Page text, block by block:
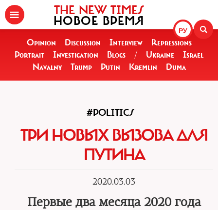
РУ
THE NEW TIMES
НОВОЕ ВРЕМЯ
Opinion Discussion Interview
Repressions
Portrait
Investigation Blogs / Ukraine
Israel
Navalny
Trump Putin Kremlin Duma
#POLITICS
ТРИ НОВЫХ ВЫЗОВА ДЛЯ
ПУТИНА
2020.03.03
Первые два месяца 2020 года